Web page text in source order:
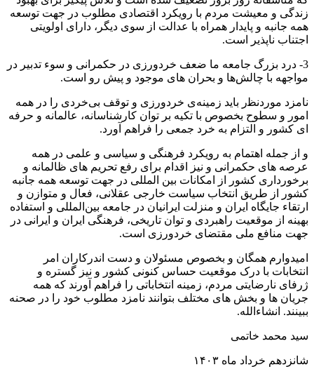
زندگی و معیشت مردم با رویکرد اقتصادی مطلوب در جهت توسعه
همه جانبه و پایدار همراه با عدالت از سوی دیگر، دارای اولویتی
اجتناب ناپذیر است.
3- درد ﺑﺰرگ ﺟﺎﻣﻌﻪ ﻣﺎ ﺿﻌﻒ ﺧﺮدورزی در ﺣﮑﻤﺮاﻧﯽ و ﺳﻮء ﺗﺪﺑﯿﺮ در
مواجهه با ﭼﺎﻟﺶﻫﺎ و ﺑﺤﺮان ﻫﺎی ﻣﻮﺟﻮد و ﭘﯿﺶ رو اﺳﺖ.
ﻧﺎﻣﺰد ﻣﻮردﻧﻈر ﺑﺎﯾﺪ زمینه‌ی ﺧﺮدورزی و ﺗﻮﻗﻒ ﺑﯽ‌ﺧﺮدی را در ﻫﻤﻪ
اﻣﻮر و ﺳﻄﻮح بخصوص ﺑﺎ ﺗﮑﯿﻪ ﺑﺮ ﺗﻮان ﮐﺎرﺷﻨﺎﺳﺎﻧﻪ، عالمانه و ﺣﺮﻓﻪ
ای ﮐﺸﻮر و اﻟﺘﺰام ﺑﻪ ﺧﺮد ﺟﻤﻌﯽ را ﻓﺮاﻫﻢ آورد.
و از ﺟﻤﻠﻪ اهتمام ﺑﻪ روﯾﮑﺮد ﻓﺮﻫﻨﮕﯽ و ﺳﯿﺎﺳﯽ و ﻋﻠﻤﯽ در همه
عرصه های حکمرانی و نیز اﻗﺪام ﺑﺮای رﻓﻊ ﺗﺤﺮﯾﻢ ﻫﺎی ﻇﺎﻟﻤﺎﻧﻪ و
برخورداری کشور از امکانات بین المللی در جهت توسعه همه جانبه
کشور از ﻃﺮﯾﻖ اﻧﺘﺨﺎب ﺳﯿﺎﺳﺖ ﺧﺎرﺟﯽ ﻋﻘﻼﻧﯽ، ﻓﻌﺎل و ﻣﺘﻮازن و
ارﺗﻘﺎء ﺟﺎﯾﮕﺎه اﯾﺮان و ﻣﻨﺰﻟﺖ اﯾﺮاﻧﯿﺎن در ﺟﺎﻣﻌﻪ ﺑﯿﻦ‌اﻟﻤﻠﻠﯽ و اﺳﺘﻔﺎده
بهینه از ﻣﻮﻗﻌﯿﺖ راهبردی و ﺗﻮان ﺗﺎرﯾﺨﯽ، ﻓﺮﻫﻨﮕﯽ اﯾﺮان و اﯾﺮانی در
ﺟﻬﺖ ﻣﻨﺎﻓﻊ ﻣﻠﯽ مقتضای خردورزی است.
اﻣﯿﺪوارم ﻫﻤﮕﺎن و ﺑﺨﺼﻮص ﻣﺴﺌﻮﻻن و دﺳﺖ اﻧﺪرﮐﺎران اﻣﺮ
اﻧﺘﺨﺎﺑﺎت ﺑﺎ درک ﻣﻮﻗﻌﯿﺖ ﺣﺴﺎس ﮐﻨﻮﻧﯽ ﮐﺸﻮر و ﻧﯿﺰ ﮔﺴﺘﺮه و
ژرفای ﻧﺎرﺿﺎﯾﺘﯽ ﻣﺮدم، زﻣﯿﻨﻪ اﻧﺘﺨﺎﺑﺎﺗﯽ را ﻓﺮاﻫﻢ آورﻧﺪ ﮐﻪ ﻫﻤﻪ
ﺟﺮﯾﺎن ﻫﺎ و ﺑﺨﺶ ﻫﺎی مختلف ﺑﺘﻮاﻧﻨﺪ ﻧﺎﻣﺰد ﻣﻄﻠﻮب ﺧﻮد را در ﺻﺤﻨﻪ
ﺑﺒﯿﻨﻨﺪ. انشاءالله.
ﺳﯿﺪ ﻣﺤﻤﺪ ﺧﺎﺗﻤﯽ
شانزدهم خرداد ماه ١۴٠٣